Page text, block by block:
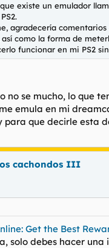
existe un emulador
agradecería comentarios
como la forma de
funcionar en mi PS2
no se mucho, lo que
emula en mi
para que decirle esta
cachondos III
Get the Best
solo debes hacer una